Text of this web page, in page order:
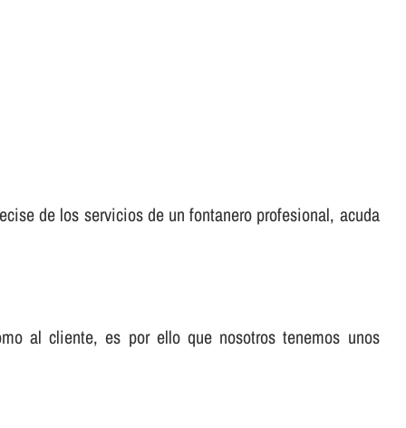
de los servicios de un fontanero profesional, acuda
al cliente, es por ello que nosotros tenemos unos